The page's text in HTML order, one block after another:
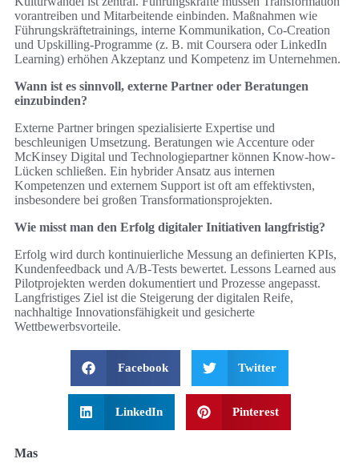
vorantreiben und Mitarbeitende einbinden. Maßnahmen wie
Führungskräftetrainings, interne Kommunikation, Co-Creation
und Upskilling-Programme (z. B. mit Coursera oder LinkedIn
Learning) erhöhen Akzeptanz und Kompetenz im Unternehmen.
Wann ist es sinnvoll, externe Partner oder Beratungen
einzubinden?
Externe Partner bringen spezialisierte Expertise und
beschleunigen Umsetzung. Beratungen wie Accenture oder
McKinsey Digital und Technologiepartner können Know-how-
Lücken schließen. Ein hybrider Ansatz aus internen
Kompetenzen und externem Support ist oft am effektivsten,
insbesondere bei großen Transformationsprojekten.
Wie misst man den Erfolg digitaler Initiativen langfristig?
Erfolg wird durch kontinuierliche Messung an definierten KPIs,
Kundenfeedback und A/B-Tests bewertet. Lessons Learned aus
Pilotprojekten werden dokumentiert und Prozesse angepasst.
Langfristiges Ziel ist die Steigerung der digitalen Reife,
nachhaltige Innovationsfähigkeit und gesicherte
Wettbewerbsvorteile.
Facebook Twitter
LinkedIn Pinterest
Mas